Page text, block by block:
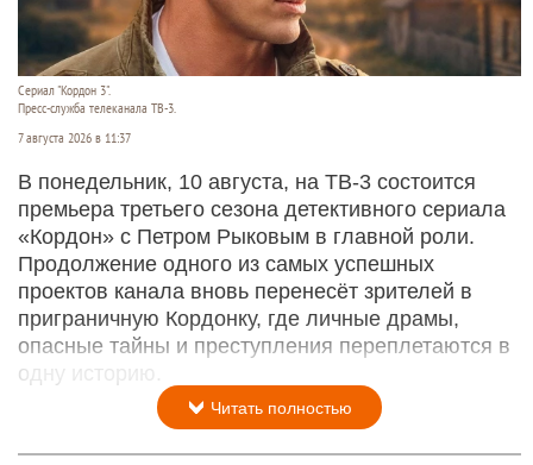
Сериал "Кордон 3".
Пресс-служба телеканала ТВ-3.
7 августа 2026 в 11:37
В понедельник, 10 августа, на ТВ-3 состоится
премьера третьего сезона детективного сериала
«Кордон» с Петром Рыковым в главной роли.
Продолжение одного из самых успешных
проектов канала вновь перенесёт зрителей в
приграничную Кордонку, где личные драмы,
опасные тайны и преступления переплетаются в
одну историю.
Читать полностью